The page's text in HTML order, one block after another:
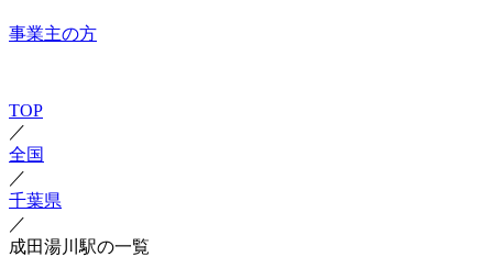
事業主の方
TOP
／
全国
／
千葉県
／
成田湯川駅の一覧